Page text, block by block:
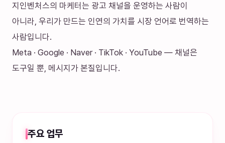
지인벤처스의 마케터는 광고 채널을 운영하는 사람이
아니라, 우리가 만드는 인연의 가치를 시장 언어로 번역하는
사람입니다.
Meta · Google · Naver · TikTok · YouTube — 채널은
도구일 뿐, 메시지가 본질입니다.
주요 업무